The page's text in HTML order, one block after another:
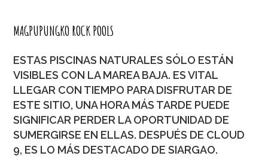
MAGPUPUNGKO ROCK POOLS
ESTAS PISCINAS NATURALES SÓLO ESTÁN
VISIBLES CON LA MAREA BAJA. ES VITAL
LLEGAR CON TIEMPO PARA DISFRUTAR DE
ESTE SITIO, UNA HORA MÁS TARDE PUEDE
SIGNIFICAR PERDER LA OPORTUNIDAD DE
SUMERGIRSE EN ELLAS. DESPUÉS DE CLOUD
9, ES LO MÁS DESTACADO DE SIARGAO.